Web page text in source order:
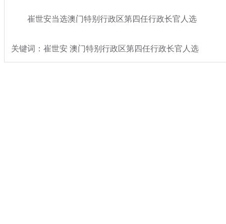
崔世安当选澳门特别行政区第四任行政长官人选
关键词：崔世安 澳门特别行政区第四任行政长官人选